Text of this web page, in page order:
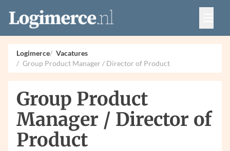
Vacatures
Events
Adverteren
Partners
Logimerce
Vacatures
Group Product Manager / Director of Product
Group Product
Manager / Director of
Product